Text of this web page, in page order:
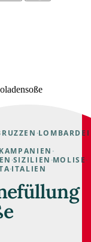
·LOMBARDEI
KAMPANIEN ·
·SIZILIEN ·MOLISE ·
·ITALIEN